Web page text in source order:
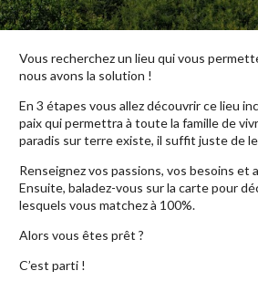
Vous recherchez un lieu qui vous
nous avons la solution !
En 3 étapes vous allez découvrir ce lieu
paix qui permettra à toute la famille de
paradis sur terre existe, il suffit juste de
Renseignez vos passions, vos besoins et
Ensuite, baladez-vous sur la carte pour
lesquels vous matchez à 100%.
Alors vous êtes prêt ?
C’est parti !